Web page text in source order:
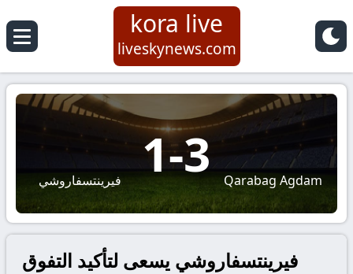
kora live
liveskynews.com
فيرينتسفاروشي 1-3 Qarabag Agdam
فيرينتسفاروشي يسعى لتأكيد التفوق